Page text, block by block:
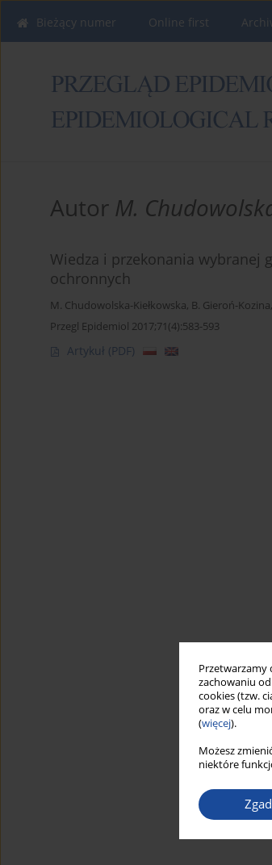
Przetwarzamy
zachowaniu
cookies (tzw.
oraz w celu
(więcej).
Możesz
niektóre
Bieżący numer Online first
Autor M.
Wiedza i przekonania wybranej
ochronnych
M. Chudowolska-Kiełkowska, B. Gieroń-Kozina,
Przegl Epidemiol 2017;71(4):583-593
Artykuł (PDF)